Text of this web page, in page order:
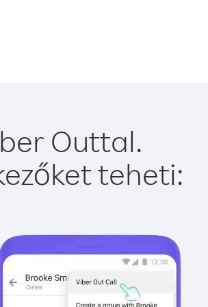
Outtal.
teheti: